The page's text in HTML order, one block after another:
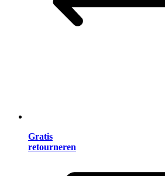
Gratis
retourneren